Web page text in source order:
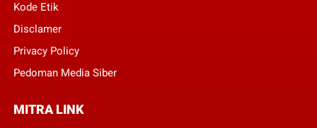
Kode Etik
Disclamer
Privacy Policy
Pedoman Media Siber
MITRA LINK